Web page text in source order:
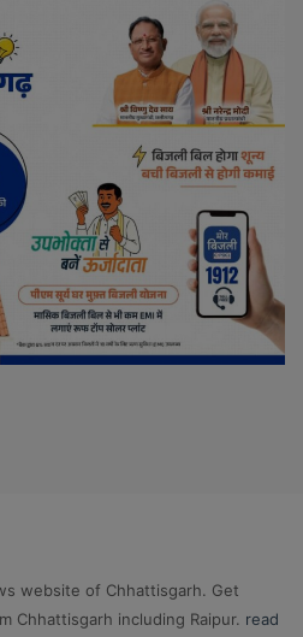
website of Chhattisgarh. Get
Chhattisgarh including Raipur. read